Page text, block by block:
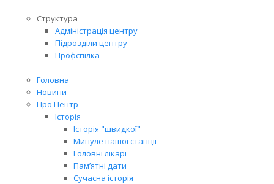
Структура
Адміністрація центру
Підрозділи центру
Профспілка
Головна
Новини
Про Центр
Історія
Історія "швидкої"
Минуле нашої станції
Головні лікарі
Пам’ятні дати
Сучасна історія